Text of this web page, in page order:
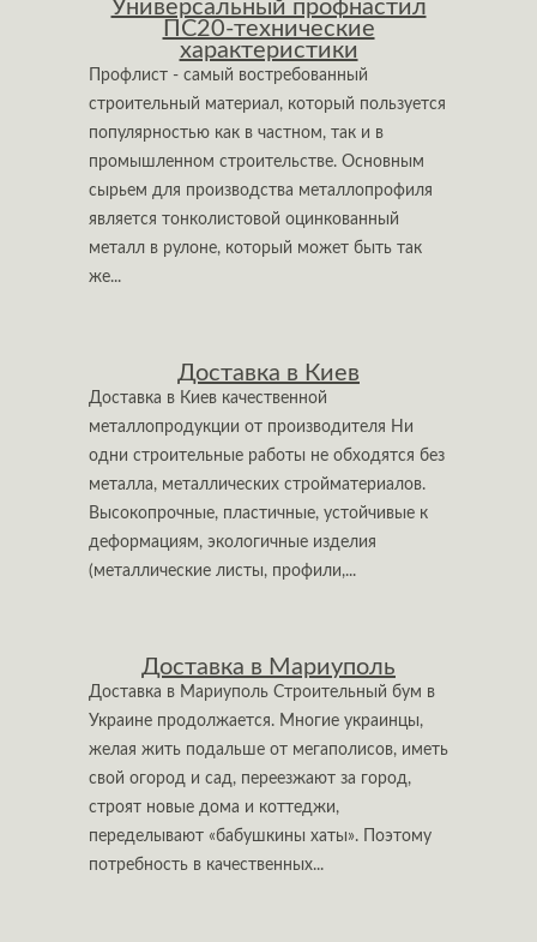
Универсальный профнастил
ПС20-технические
характеристики
Профлист - самый востребованный
строительный материал, который пользуется
популярностью как в частном, так и в
промышленном строительстве. Основным
сырьем для производства металлопрофиля
является тонколистовой оцинкованный
металл в рулоне, который может быть так
же...
Доставка в Киев
Доставка в Киев качественной
металлопродукции от производителя Ни
одни строительные работы не обходятся без
металла, металлических стройматериалов.
Высокопрочные, пластичные, устойчивые к
деформациям, экологичные изделия
(металлические листы, профили,...
Доставка в Мариуполь
Доставка в Мариуполь Строительный бум в
Украине продолжается. Многие украинцы,
желая жить подальше от мегаполисов, иметь
свой огород и сад, переезжают за город,
строят новые дома и коттеджи,
переделывают «бабушкины хаты». Поэтому
потребность в качественных...